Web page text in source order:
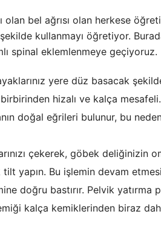
bel ağrısı olan herkese
kullanmayı öğretiyor.
spinal eklemlenmeye geçiyoruz.
yere düz basacak
hizalı ve kalça
doğal eğrileri bulunur, bu
çekerek, göbek deliğinizin
yapın. Bu işlemin devam
doğru bastırır. Pelvik yatırma
kalça kemiklerinden biraz